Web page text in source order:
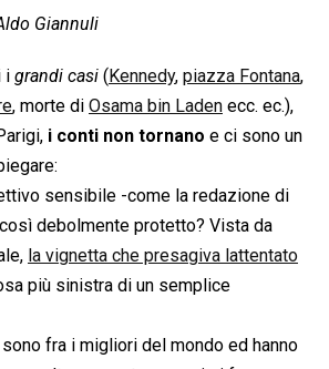
r
a
d
s
a
l
L
i
n
t
Giannuli
grandi casi  ( Kennedy, piazza Fontana,
, morte di Osama bin Laden ecc. ec.),
i conti non tornano e ci sono un
sensibile -come la redazione di
debolmente protetto? Vista da
la vignetta che presagiva lattentato
più sinistra di un semplice
fra i migliori del mondo ed hanno